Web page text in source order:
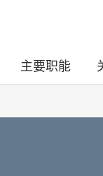
主要职能